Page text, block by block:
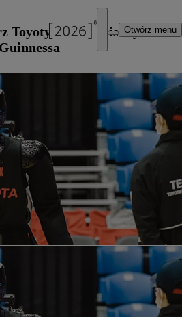
Otwórz menu
Toyoty został wpisany